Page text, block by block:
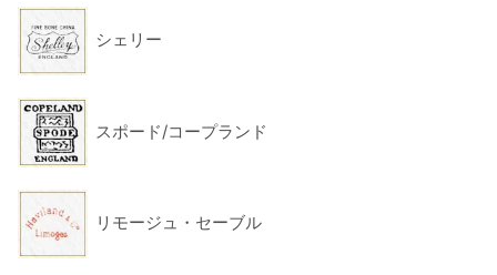
シェリー
スポード/コープランド
リモージュ・セーブル